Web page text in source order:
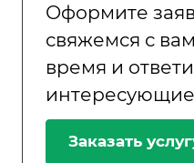
Оформите
свяжемся с
время и
Заказать